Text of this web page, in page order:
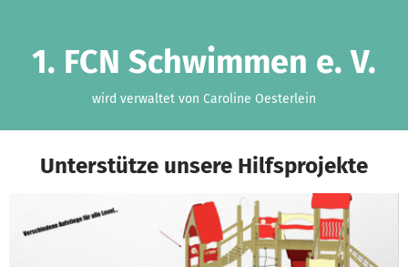
1. FCN Schwimmen e. V.
wird verwaltet von Caroline Oesterlein
Unterstütze unsere Hilfsprojekte